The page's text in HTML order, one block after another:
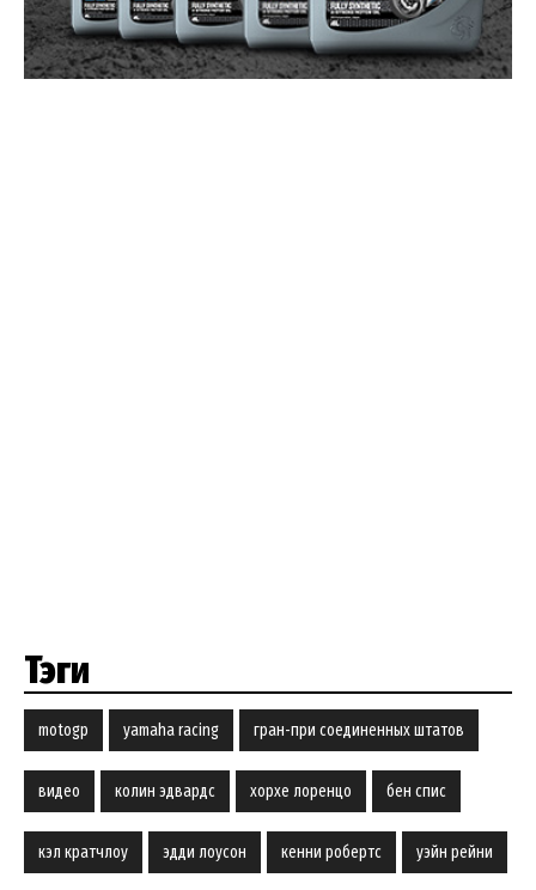
Тэги
motogp yamaha racing гран-при соединенных штатов
видео колин эдвардс хорхе лоренцо бен спис
кэл кратчлоу эдди лоусон кенни робертс уэйн рейни